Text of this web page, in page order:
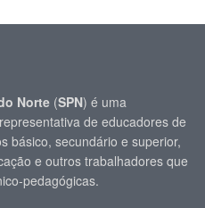
Norte (SPN) é uma
de educadores de
básico, secundário e superior,
e outros trabalhadores que
pedagógicas.